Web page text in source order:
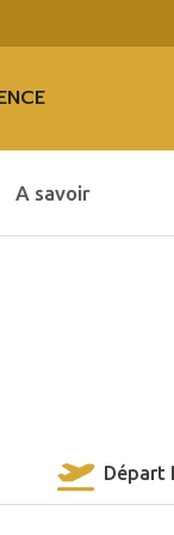
A savoir
Départ